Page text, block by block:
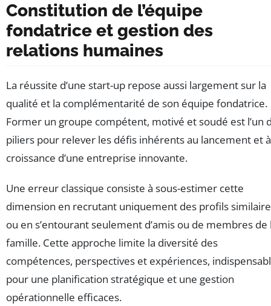
Constitution de l’équipe
fondatrice et gestion des
relations humaines
La réussite d’une start-up repose aussi largement sur la
qualité et la complémentarité de son équipe fondatrice.
Former un groupe compétent, motivé et soudé est l’un
piliers pour relever les défis inhérents au lancement et
croissance d’une entreprise innovante.
Une erreur classique consiste à sous-estimer cette
dimension en recrutant uniquement des profils
ou en s’entourant seulement d’amis ou de membres de
famille. Cette approche limite la diversité des
compétences, perspectives et expériences,
pour une planification stratégique et une gestion
opérationnelle efficaces.